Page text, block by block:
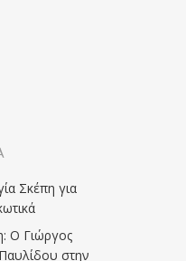
Σκέπη για
Ο Γιώργος
Παυλίδου στην